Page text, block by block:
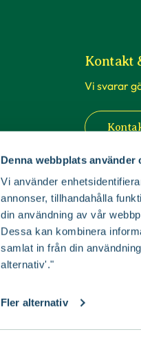
Denna webbplats använder
Vi använder
annonser, tillhandahålla
din användning av vår
Dessa kan kombinera
samlat in från din
alternativ'."
Fler alternativ
Kontakt
Vi svarar
Våra
Du är
butiker i
till Luleå i